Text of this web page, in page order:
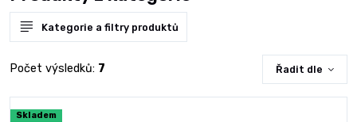
Kategorie a filtry produktů
Počet výsledků: 7 Řadit dle
Skladem